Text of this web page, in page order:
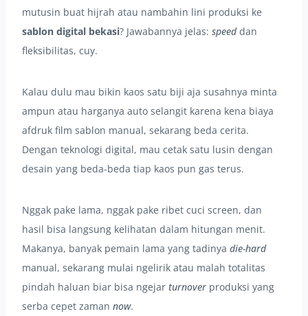
mutusin buat hijrah atau nambahin lini produksi ke
sablon digital bekasi? Jawabannya jelas: speeddan
fleksibilitas, cuy.
Kalau dulu mau bikin kaos satu biji aja susahnya minta
ampun atau harganya auto selangit karena kena biaya
afdruk film sablon manual, sekarang beda cerita.
Dengan teknologi digital, mau cetak satu lusin dengan
desain yang beda-beda tiap kaos pun gas terus.
Nggak pake lama, nggak pake ribet cuci screen, dan
hasil bisa langsung kelihatan dalam hitungan menit.
Makanya, banyak pemain lama yang tadinya die-hard
manual, sekarang mulai ngelirik atau malah totalitas
pindah haluan biar bisa ngejar turnover produksi yang
serba cepet zaman now.